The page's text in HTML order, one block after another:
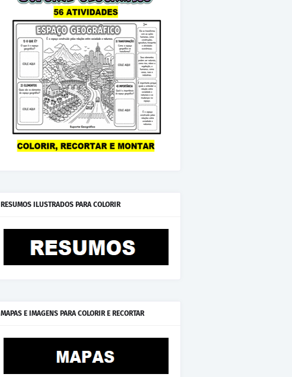
RESUMOS ILUSTRADOS PARA COLORIR
MAPAS E IMAGENS PARA COLORIR E RECORTAR